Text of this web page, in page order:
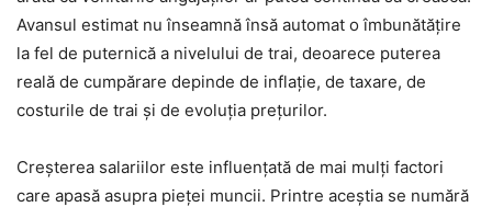
Avansul estimat nu înseamnă însă automat o îmbunătățire
la fel de puternică a nivelului de trai, deoarece puterea
reală de cumpărare depinde de inflație, de taxare, de
costurile de trai și de evoluția prețurilor.
Creșterea salariilor este influențată de mai mulți factori
care apasă asupra pieței muncii. Printre aceștia se numără